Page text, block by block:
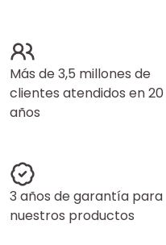
Más de 3,5 millones de
clientes atendidos en 20
años
3 años de garantía para
nuestros productos